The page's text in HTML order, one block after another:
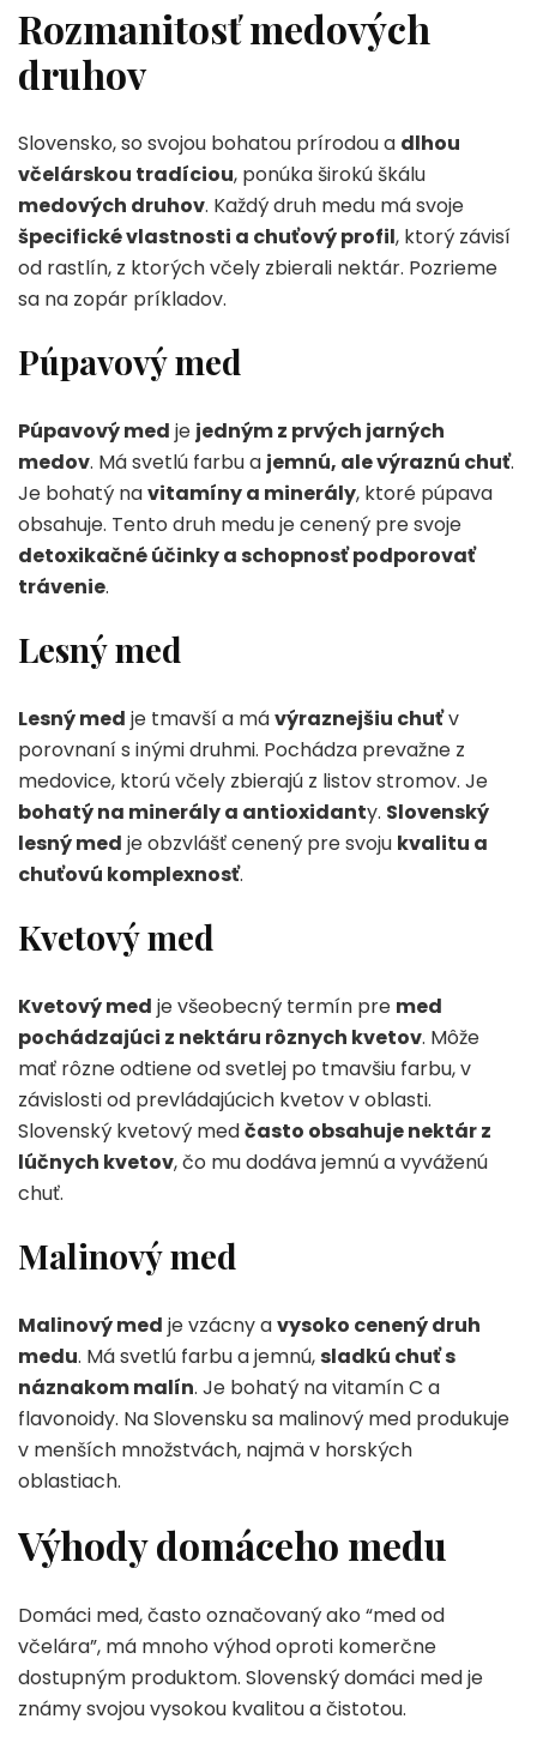
Rozmanitosť medových
druhov
Slovensko, so svojou bohatou prírodou a dlhou
včelárskou tradíciou, ponúka širokú škálu
medových druhov. Každý druh medu má svoje
špecifické vlastnosti a chuťový profil, ktorý závisí
od rastlín, z ktorých včely zbierali nektár. Pozrieme
sa na zopár príkladov.
Púpavový med
Púpavový med je jedným z prvých jarných
medov. Má svetlú farbu a jemnú, ale výraznú chuť.
Je bohatý navitamíny a minerály, ktoré púpava
obsahuje. Tento druh medu je cenený pre svoje
detoxikačné účinky a schopnosť podporovať
trávenie.
Lesný med
Lesný med je tmavší a mávýraznejšiu chuťv
porovnaní s inými druhmi. Pochádza prevažne z
medovice, ktorú včely zbierajú z listov stromov. Je
bohatý na minerály a antioxidanty. Slovenský
lesný med je obzvlášť cenený pre svoju kvalitu a
chuťovú komplexnosť.
Kvetový med
Kvetový med je všeobecný termín pre med
pochádzajúci z nektáru rôznych kvetov. Môže
mať rôzne odtiene od svetlej po tmavšiu farbu, v
závislosti od prevládajúcich kvetov v oblasti.
Slovenský kvetový medčasto obsahuje nektár z
lúčnych kvetov, čo mu dodáva jemnú a vyváženú
chuť.
Malinový med
Malinový med je vzácny avysoko cenený druh
medu. Má svetlú farbu a jemnú,sladkú chuť s
náznakom malín. Je bohatý na vitamín C a
flavonoidy. Na Slovensku sa malinový med produkuje
v menších množstvách, najmä v horských
oblastiach.
Výhody domáceho medu
Domáci med, často označovaný ako “med od
včelára”, má mnoho výhod oproti komerčne
dostupným produktom. Slovenský domáci med je
známy svojou vysokou kvalitou a čistotou.